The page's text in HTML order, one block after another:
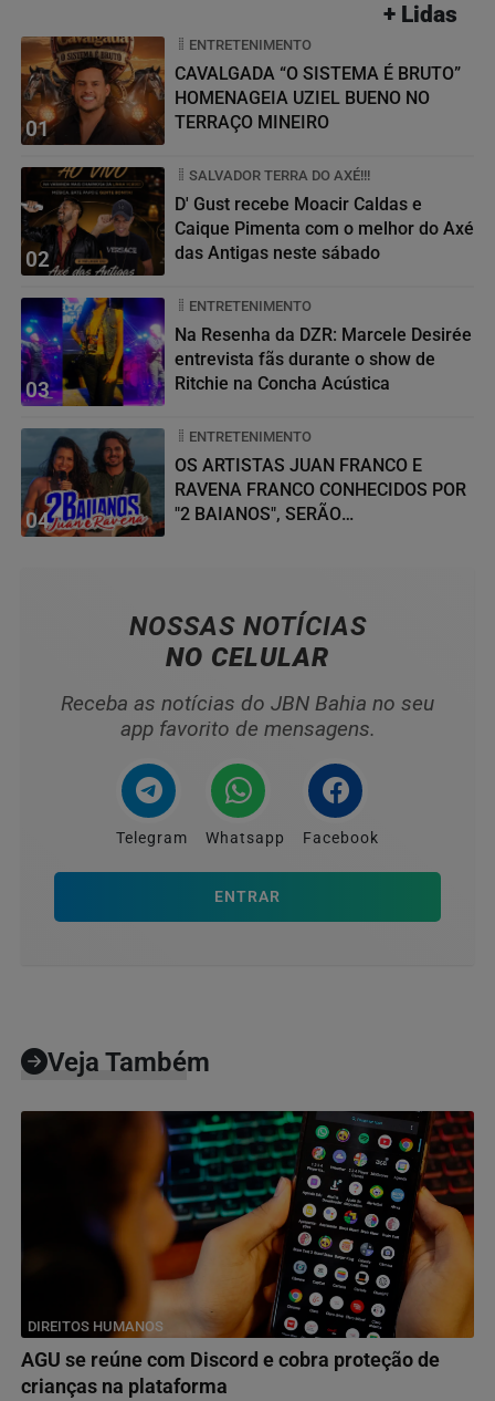
+ Lidas
01
ENTRETENIMENTO
CAVALGADA “O SISTEMA É BRUTO”
HOMENAGEIA UZIEL BUENO NO
TERRAÇO MINEIRO
02
SALVADOR TERRA DO AXÉ!!!
D' Gust recebe Moacir Caldas e
Caique Pimenta com o melhor do Axé
das Antigas neste sábado
03
ENTRETENIMENTO
Na Resenha da DZR: Marcele Desirée
entrevista fãs durante o show de
Ritchie na Concha Acústica
04
ENTRETENIMENTO
OS ARTISTAS JUAN FRANCO E
RAVENA FRANCO CONHECIDOS POR
"2 BAIANOS", SERÃO
NOSSAS NOTÍCIAS
NO CELULAR
Receba as notícias do JBN Bahia no seu
app favorito de mensagens.
Telegram Whatsapp Facebook
ENTRAR
Veja Também
DIREITOS HUMANOS
AGU se reúne com Discord e cobra proteção de
crianças na plataforma